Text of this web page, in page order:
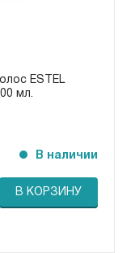
ESTEL
мл.
В наличии
В КОРЗИНУ